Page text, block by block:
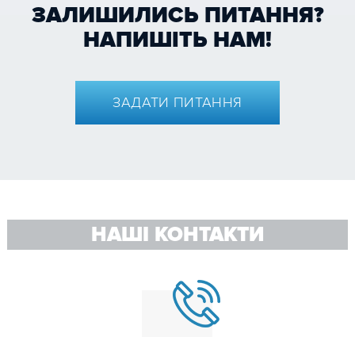
ЗАЛИШИЛИСЬ ПИТАННЯ?
НАПИШІТЬ НАМ!
ЗАДАТИ ПИТАННЯ
НАШІ КОНТАКТИ